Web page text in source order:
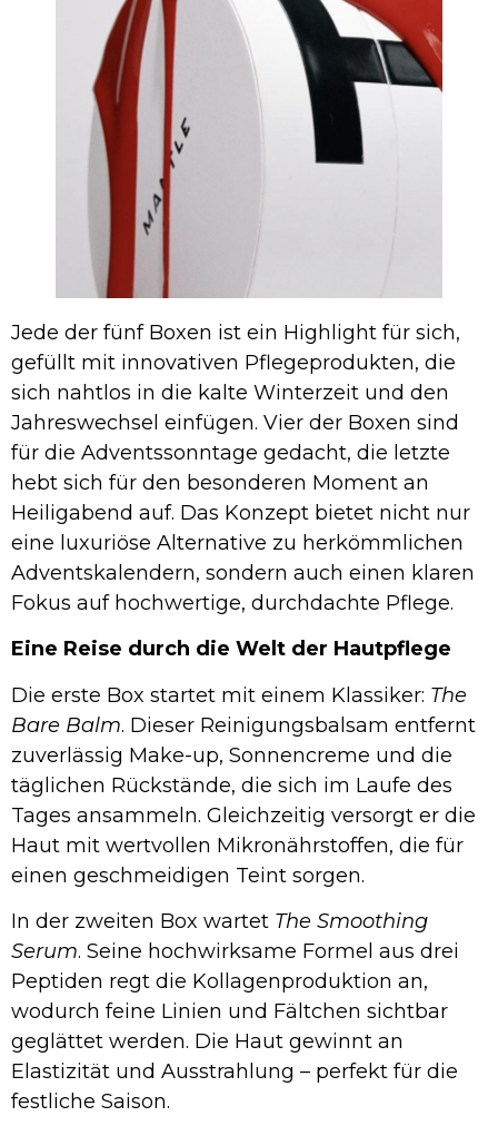
Jede der fünf Boxen ist ein Highlight für sich,
gefüllt mit innovativen Pflegeprodukten, die
sich nahtlos in die kalte Winterzeit und den
Jahreswechsel einfügen. Vier der Boxen sind
für die Adventssonntage gedacht, die letzte
hebt sich für den besonderen Moment an
Heiligabend auf. Das Konzept bietet nicht nur
eine luxuriöse Alternative zu herkömmlichen
Adventskalendern, sondern auch einen klaren
Fokus auf hochwertige, durchdachte Pflege.
Eine Reise durch die Welt der Hautpflege
Die erste Box startet mit einem Klassiker: The
Bare Balm. Dieser Reinigungsbalsam entfernt
zuverlässig Make-up, Sonnencreme und die
täglichen Rückstände, die sich im Laufe des
Tages ansammeln. Gleichzeitig versorgt er die
Haut mit wertvollen Mikronährstoffen, die für
einen geschmeidigen Teint sorgen.
In der zweiten Box wartet The Smoothing
Serum. Seine hochwirksame Formel aus drei
Peptiden regt die Kollagenproduktion an,
wodurch feine Linien und Fältchen sichtbar
geglättet werden. Die Haut gewinnt an
Elastizität und Ausstrahlung – perfekt für die
festliche Saison.